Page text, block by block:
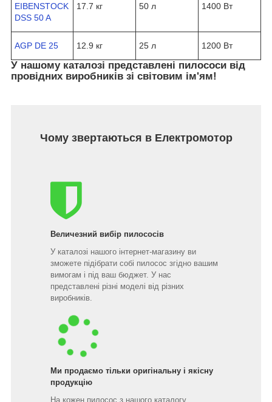
EIBENSTOCK
DSS 50 A
17.7 кг 50 л 1400 Вт
AGP DE 25 12.9 кг 25 л 1200 Вт
У нашому каталозі представлені пилососи від
провідних виробників зі світовим ім'ям!
Чому звертаються в Електромотор
Величезний вибір пилососів
У каталозі нашого інтернет-магазину ви
зможете підібрати собі пилосос згідно вашим
вимогам і під ваш бюджет. У нас
представлені різні моделі від різних
виробників.
Ми продаємо тільки оригінальну і якісну
продукцію
На кожен пилосос з нашого каталогу,